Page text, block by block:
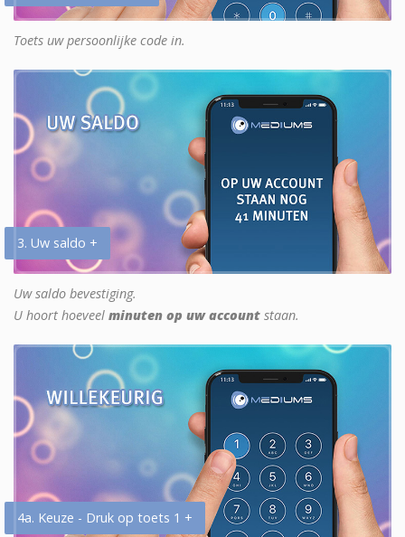
Toets uw persoonlijke code in.
3. Uw saldo +
Uw saldo bevestiging.
U hoort hoeveel minuten op uw account staan.
4a. Keuze - Druk op toets 1 +